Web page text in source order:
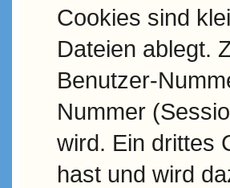
Cookies sind
Dateien ablegt.
Benutzer-
Nummer
wird. Ein drittes
hast und wird